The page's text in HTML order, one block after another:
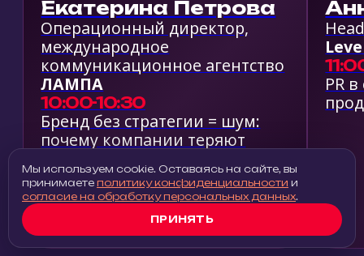
Мы используем cookie. Оставаясь на сайте, вы
принимаете политику конфиденциальности и
согласие на обработку персональных данных.
ПРИНЯТЬ